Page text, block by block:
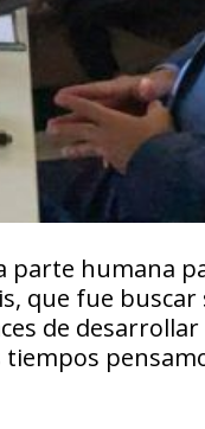
humana
que fue
de